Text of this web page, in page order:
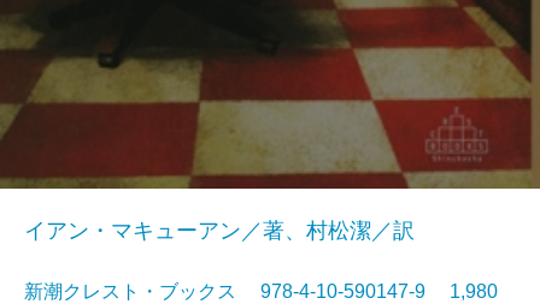
イアン・マキューアン／著、村松潔／訳
新潮クレスト・ブックス 978-4-10-590147-9 1,980